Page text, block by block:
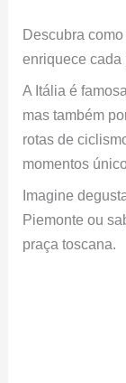
Descubra
enriquece cada
A Itália é
mas também
rotas de
momentos
Imagine
Piemonte ou
praça toscana.